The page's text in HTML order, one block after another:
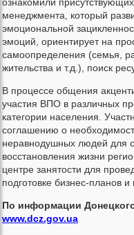
менеджмента, который
эмоциональной
эмоций, ориентирует на
самоопределения (семья,
жительства и т.д.), поиск
В процессе общения
участия ВПО в различных
категории населения.
соглашению о
неравнодушных людей для
восстановления жизни
центре занятости для
подготовке бизнес-планов и
По информации
www.dcz.gov.ua